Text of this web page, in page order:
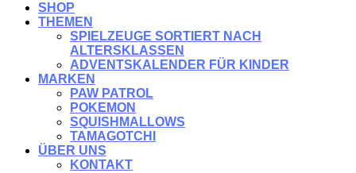
SHOP
THEMEN
SPIELZEUGE SORTIERT NACH
ALTERSKLASSEN
ADVENTSKALENDER FÜR KINDER
MARKEN
PAW PATROL
POKEMON
SQUISHMALLOWS
TAMAGOTCHI
ÜBER UNS
KONTAKT